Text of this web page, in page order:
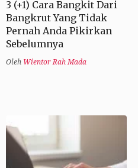
3 (+1) Cara Bangkit Dari
Bangkrut Yang Tidak
Pernah Anda Pikirkan
Sebelumnya
Oleh Wientor Rah Mada